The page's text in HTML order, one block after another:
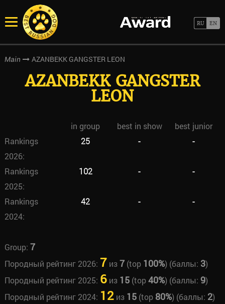
Main AZANBEKK GANGSTER LEON
AZANBEKK GANGSTER
LEON
in group best in show
best junior
Rankings
2026:
25 - -
Rankings
2025:
102 - -
Rankings
2024:
42 - -
Group: 7
Породный рейтинг 2026: 7 из7(top 100%) (баллы: 3)
Породный рейтинг 2025: 6из 15(top40%) (баллы: 9)
Породный рейтинг 2024: 12из 15(top 80%) (баллы: 2)